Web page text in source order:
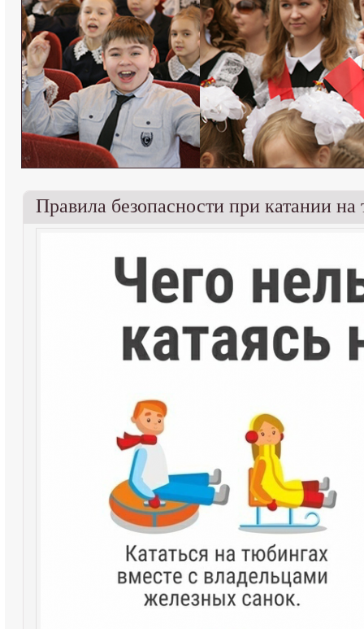
Правила безопасности при катании на